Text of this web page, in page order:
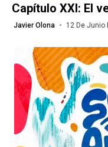
Capítulo XXI: El
Javier Olona 12 De Junio